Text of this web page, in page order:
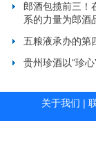
郎酒包揽前三！
系的力量为郎酒
五粮液承办的第
贵州珍酒以“珍
关于我们 |